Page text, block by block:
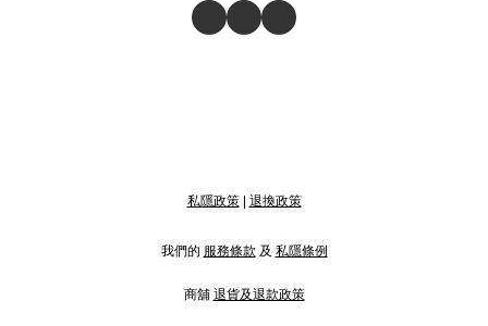
私隱政策| 退換政策
我們的 服務條款 及 私隱條例
商舖 退貨及退款政策